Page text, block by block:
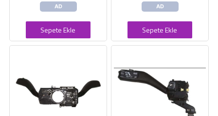
AD
Sepete Ekle
AD
Sepete Ekle